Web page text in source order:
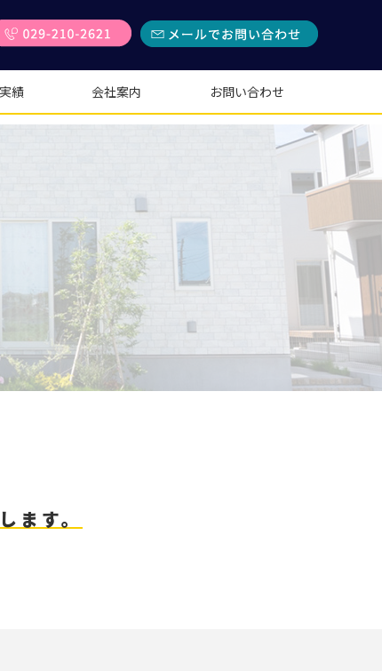
績 会社案内 お問い合わせ
ます。